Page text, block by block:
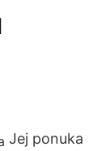
Jej ponuka